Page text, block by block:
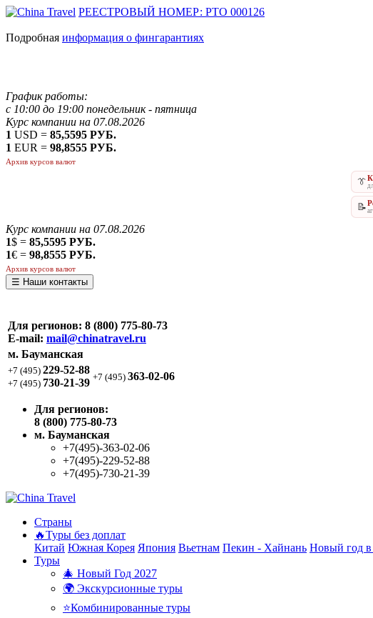
РЕЕСТРОВЫЙ НОМЕР: РТО 000126
Подробная информация о фингарантиях
График работы:
с 10:00 до 19:00 понедельник - пятница
Курс компании на 07.08.2026
1 USD = 85,5595 РУБ.
1 EUR = 98,8555 РУБ.
Архив курсов валют
👔
📝
Курс компании на 07.08.2026
1$ = 85,5595 РУБ.
1€ = 98,8555 РУБ.
Архив курсов валют
☰ Наши контакты
Для регионов: 8 (800) 775-80-73
E-mail: mail@chinatravel.ru
м. Бауманская
+7 (495) 229-52-88
+7 (495) 730-21-39 +7 (495) 363-02-06
Для регионов:
8 (800) 775-80-73
м. Бауманская
+7(495)-363-02-06
+7(495)-229-52-88
+7(495)-730-21-39
Страны
🔥Туры без доплат
Китай Южная Корея Япония Вьетнам Пекин - Хайнань Новый год
Туры
🎄 Новый Год 2027
🌍 Экскурсионные туры
⭐Комбинированные туры